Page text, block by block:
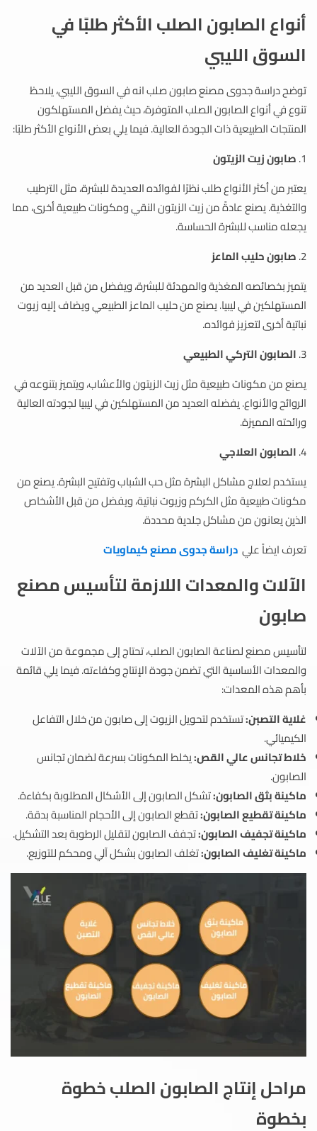
أنواع الصابون الصلب الأكثر طلبًا في
السوق الليبي
توضح دراسة جدوى مصنع صابون صلب انه في السوق الليبي، يلاحظ
تنوع في أنواع الصابون الصلب المتوفرة، حيث يفضل المستهلكون
المنتجات الطبيعية ذات الجودة العالية. فيما يلي بعض الأنواع الأكثر طلبًا:
1. صابون زيت الزيتون
يعتبر من أكثر الأنواع طلب نظرًا لفوائده العديدة للبشرة، مثل الترطيب
والتغذية. يصنع عادةً من زيت الزيتون النقي ومكونات طبيعية أخرى، مما
يجعله مناسب للبشرة الحساسة.
2. صابون حليب الماعز
يتميز بخصائصه المغذية والمهدئة للبشرة، ويفضل من قبل العديد من
المستهلكين في ليبيا. يصنع من حليب الماعز الطبيعي ويضاف إليه زيوت
نباتية أخرى لتعزيز فوائده.
3. الصابون التركي الطبيعي
يصنع من مكونات طبيعية مثل زيت الزيتون والأعشاب، ويتميز بتنوعه في
الروائح والأنواع. يفضله العديد من المستهلكين في ليبيا لجودته العالية
ورائحته المميزة.
4. الصابون العلاجي
يستخدم لعلاج مشاكل البشرة مثل حب الشباب وتفتيح البشرة. يصنع من
مكونات طبيعية مثل الكركم وزيوت نباتية، ويفضل من قبل الأشخاص
الذين يعانون من مشاكل جلدية محددة.
تعرف ايضاً علي دراسة جدوى مصنع كيماويات
الآلات والمعدات اللازمة لتأسيس مصنع
صابون
لتأسيس مصنع لصناعة الصابون الصلب، تحتاج إلى مجموعة من الآلات
والمعدات الأساسية التي تضمن جودة الإنتاج وكفاءته. فيما يلي قائمة
بأهم هذه المعدات:
غلاية التصبن:تستخدم لتحويل الزيوت إلى صابون من خلال التفاعل
الكيميائي.
خلاط تجانس عالي القص:يخلط المكونات بسرعة لضمان تجانس
الصابون.
ماكينة بثق الصابون:تشكل الصابون إلى الأشكال المطلوبة بكفاءة.
ماكينة تقطيع الصابون:تقطع الصابون إلى الأحجام المناسبة بدقة.
ماكينة تجفيف الصابون:تجفف الصابون لتقليل الرطوبة بعد التشكيل.
ماكينة تغليف الصابون:تغلف الصابون بشكل آلي ومحكم للتوزيع.
مراحل إنتاج الصابون الصلب خطوة
بخطوة